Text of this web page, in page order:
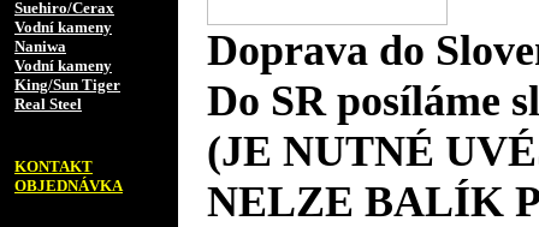
Suehiro/Cerax
Vodní kameny
Naniwa
Vodní kameny
King/Sun Tiger
Real Steel
KONTAKT
OBJEDNÁVKA
Doprava do
Do SR posíláme
(JE NUTNÉ
NELZE BALÍK